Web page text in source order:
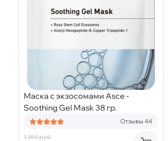
Маска с экзосомами Asce -
Soothing Gel Mask 38 гр.
Отзывы 44
1 350руб.